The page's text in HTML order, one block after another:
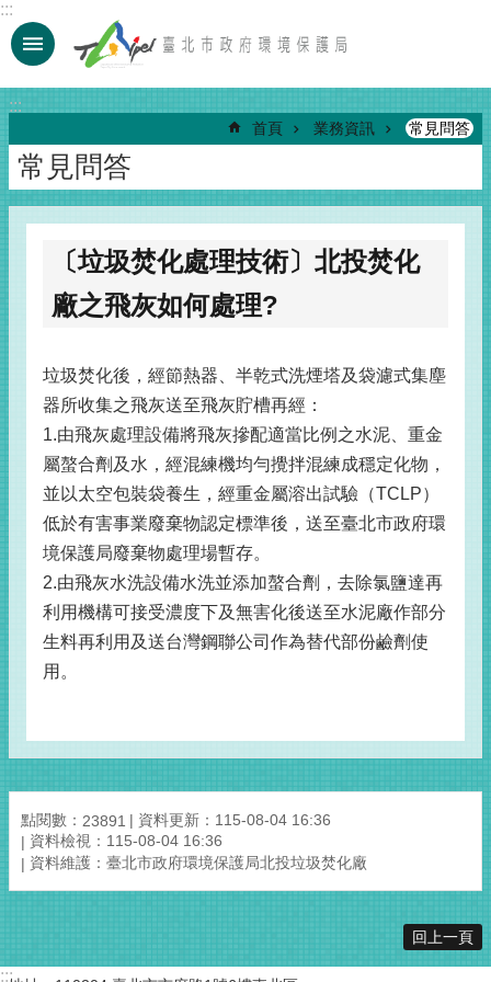
跳到主要內容區塊
:::
:::
首頁 業務資訊 常見問答
常見問答
〔垃圾焚化處理技術〕北投焚化
廠之飛灰如何處理?
垃圾焚化後，經節熱器、半乾式洗煙塔及袋濾式集塵
器所收集之飛灰送至飛灰貯槽再經：
1.由飛灰處理設備將飛灰摻配適當比例之水泥、重金
屬螯合劑及水，經混練機均勻攪拌混練成穩定化物，
並以太空包裝袋養生，經重金屬溶出試驗（TCLP）
低於有害事業廢棄物認定標準後，送至臺北市政府環
境保護局廢棄物處理場暫存。
2.由飛灰水洗設備水洗並添加螯合劑，去除氯鹽達再
利用機構可接受濃度下及無害化後送至水泥廠作部分
生料再利用及送台灣鋼聯公司作為替代部份鹼劑使
用。
點閱數： 23891
資料更新：115-08-04 16:36
資料檢視：115-08-04 16:36
資料維護：臺北市政府環境保護局北投垃圾焚化廠
回上一頁
:::